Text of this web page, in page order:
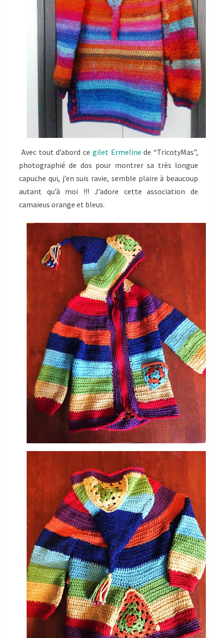
Avec tout d’abord ce gilet Ermeline de “TricotyMas”,
photographié de dos pour montrer sa très longue
capuche qui, j’en suis ravie, semble plaire à beaucoup
autant qu’à moi !!! J’adore cette association de
camaieus orange et bleus.